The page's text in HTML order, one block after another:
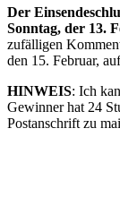
Der
Sonntag, der 13.
zufälligen
den 15. Februar,
HINWEIS: Ich
Gewinner hat 24
Postanschrift zu